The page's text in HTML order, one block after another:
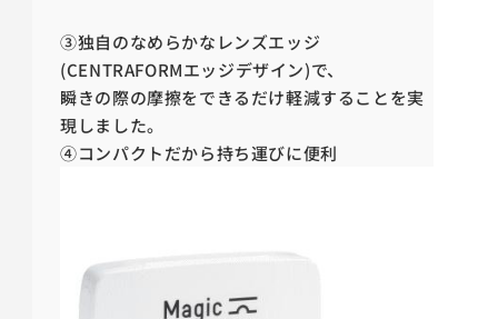
③独自のなめらかなレンズエッジ
(CENTRAFORMエッジデザイン)で、
瞬きの際の摩擦をできるだけ軽減することを実
現しました。
④コンパクトだから持ち運びに便利